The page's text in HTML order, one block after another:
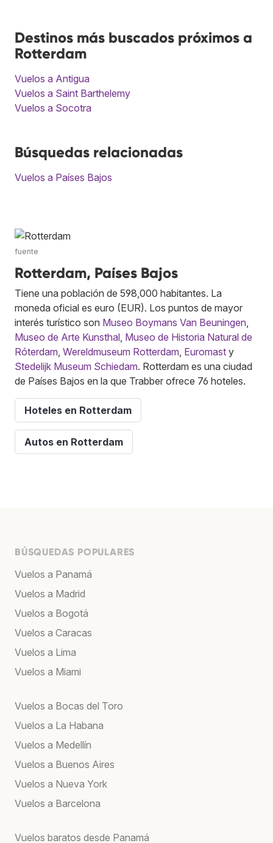
Destinos más buscados próximos a
Rotterdam
Vuelos a Antigua
Vuelos a Saint Barthelemy
Vuelos a Socotra
Búsquedas relacionadas
Vuelos a Países Bajos
fuente
Rotterdam, Países Bajos
Tiene una población de 598,000 habitantes. La
moneda oficial es euro (EUR). Los puntos de mayor
interés turístico son Museo Boymans Van Beuningen
Museo de Arte Kunsthal Museo de Historia Natural de
Róterdam Wereldmuseum Rotterdam Euromast y
Stedelijk Museum Schiedam. Rotterdam es una ciudad
de Países Bajos en la que Trabber ofrece 76 hoteles.
Hoteles en Rotterdam
Autos en Rotterdam
BÚSQUEDAS POPULARES
Vuelos a Panamá
Vuelos a Madrid
Vuelos a Bogotá
Vuelos a Caracas
Vuelos a Lima
Vuelos a Miami
Vuelos a Bocas del Toro
Vuelos a La Habana
Vuelos a Medellín
Vuelos a Buenos Aires
Vuelos a Nueva York
Vuelos a Barcelona
Vuelos baratos desde Panamá